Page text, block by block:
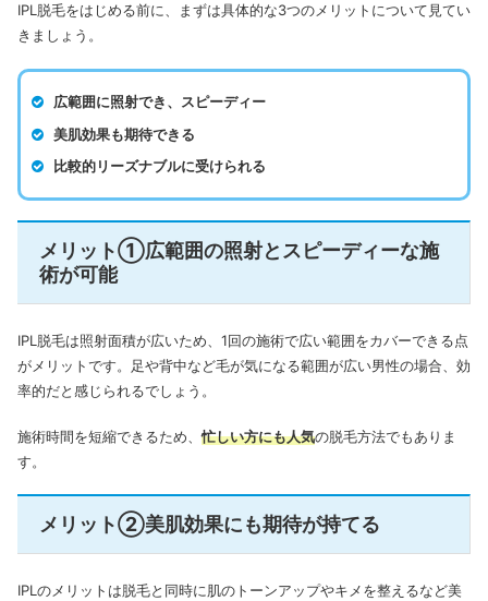
IPL脱毛をはじめる前に、まずは具体的な3つのメリットについて見てい
きましょう。
広範囲に照射でき、スピーディー
美肌効果も期待できる
比較的リーズナブルに受けられる
メリット①広範囲の照射とスピーディーな施
術が可能
IPL脱毛は照射面積が広いため、1回の施術で広い範囲をカバーできる点
がメリットです。 足や背中など毛が気になる範囲が広い男性の場合、効
率的だと感じられるでしょう。
施術時間を短縮できるため、忙しい方にも人気の脱毛方法でもありま
す。
メリット②美肌効果にも期待が持てる
IPLのメリットは脱毛と同時に肌のトーンアップやキメを整えるなど美